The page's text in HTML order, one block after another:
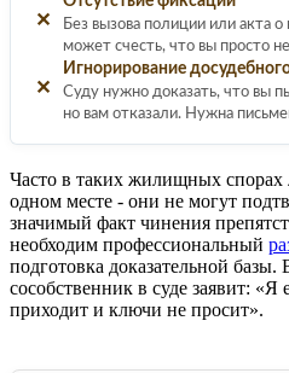
✕
Без вызова полиции или акта о
может счесть, что вы просто
✕
Игнорирование
Суду нужно доказать, что вы
но вам отказали. Нужна
Часто в таких жилищных
одном месте - они не могут
значимый факт чинения
необходим профессиональный
подготовка доказательной
сособственник в суде заявит:
приходит и ключи не просит».